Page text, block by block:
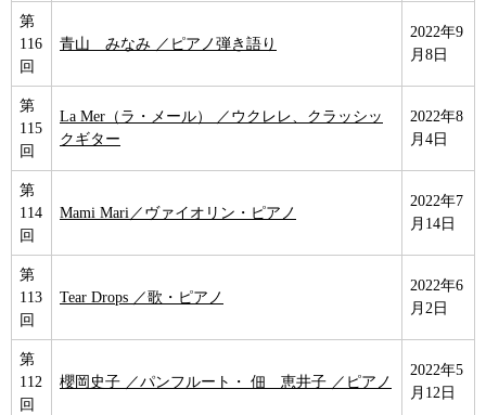
第
116
回
青山 みなみ ／ピアノ弾き語り
2022年9
月8日
第
115
回
La Mer（ラ・メール） ／ウクレレ、クラッシッ
クギター
2022年8
月4日
第
114
回
Mami Mari／ヴァイオリン・ピアノ
2022年7
月14日
第
113
回
Tear Drops ／歌・ピアノ
2022年6
月2日
第
112
回
櫻岡史子 ／パンフルート・ 佃 恵井子 ／ピアノ
2022年5
月12日